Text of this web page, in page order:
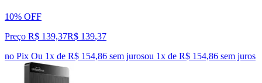
10% OFF
Preço R$ 139,37R$ 139,37
no Pix Ou 1x de R$ 154,86 sem jurosou 1x de R$ 154,86 sem juros